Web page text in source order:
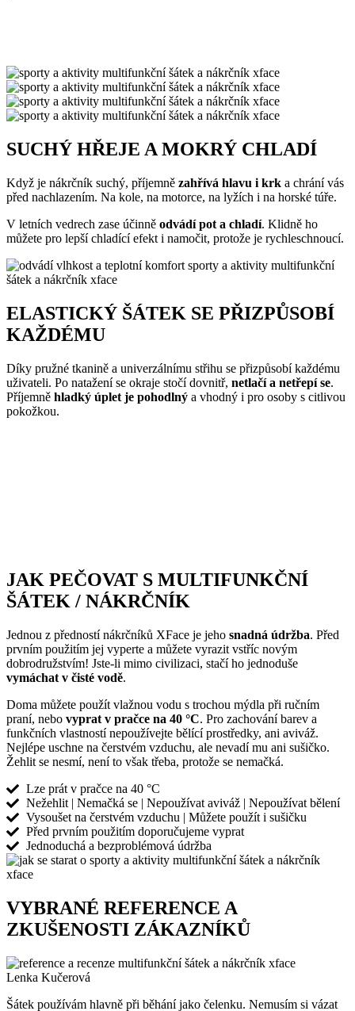
SUCHÝ HŘEJE A MOKRÝ CHLADÍ
Když je nákrčník suchý, příjemně zahřívá hlavu i krk a chrání vás
před nachlazením. Na kole, na motorce, na lyžích i na horské túře.
V letních vedrech zase účinně odvádí pot a chladí. Klidně ho
můžete pro lepší chladící efekt i namočit, protože je rychleschnoucí.
ELASTICKÝ ŠÁTEK SE PŘIZPŮSOBÍ
KAŽDÉMU
Díky pružné tkanině a univerzálnímu střihu se přizpůsobí každému
uživateli. Po natažení se okraje stočí dovnitř, netlačí a netřepí se.
Příjemně hladký úplet je pohodlný a vhodný i pro osoby s citlivou
pokožkou.
JAK PEČOVAT S MULTIFUNKČNÍ
ŠÁTEK / NÁKRČNÍK
Jednou z předností nákrčníků XFace je jeho snadná údržba. Před
prvním použitím jej vyperte a můžete vyrazit vstříc novým
dobrodružstvím! Jste-li mimo civilizaci, stačí ho jednoduše
vymáchat v čisté vodě.
Doma můžete použít vlažnou vodu s trochou mýdla při ručním
praní, nebo vyprat v pračce na 40 °C. Pro zachování barev a
funkčních vlastností nepoužívejte bělící prostředky, ani aviváž.
Nejlépe uschne na čerstvém vzduchu, ale nevadí mu ani sušičko.
Žehlit se nesmí, není to však třeba, protože se nemačká.
Lze prát v pračce na 40 °C
Nežehlit | Nemačká se | Nepoužívat aviváž | Nepoužívat bělení
Vysoušet na čerstvém vzduchu | Můžete použít i sušičku
Před prvním použitím doporučujeme vyprat
Jednoduchá a bezproblémová údržba
VYBRANÉ REFERENCE A
ZKUŠENOSTI ZÁKAZNÍKŮ
Lenka Kučerová
Šátek používám hlavně při běhání jako čelenku. Nemusím si vázat